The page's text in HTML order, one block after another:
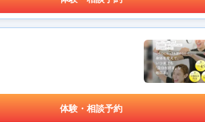
体験・相談予約